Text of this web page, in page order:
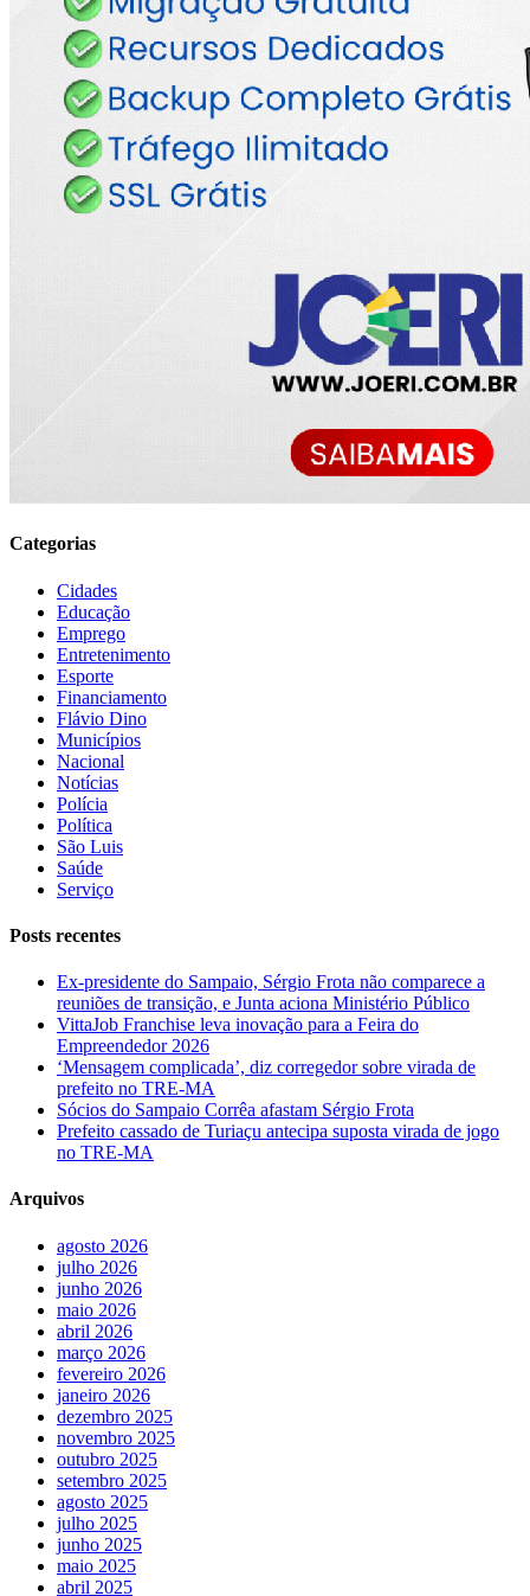
Categorias
Cidades
Educação
Emprego
Entretenimento
Esporte
Financiamento
Flávio Dino
Municípios
Nacional
Notícias
Polícia
Política
São Luis
Saúde
Serviço
Posts recentes
Ex-presidente do Sampaio, Sérgio Frota não comparece a
reuniões de transição, e Junta aciona Ministério Público
VittaJob Franchise leva inovação para a Feira do
Empreendedor 2026
‘Mensagem complicada’, diz corregedor sobre virada de
prefeito no TRE-MA
Sócios do Sampaio Corrêa afastam Sérgio Frota
Prefeito cassado de Turiaçu antecipa suposta virada de jogo
no TRE-MA
Arquivos
agosto 2026
julho 2026
junho 2026
maio 2026
abril 2026
março 2026
fevereiro 2026
janeiro 2026
dezembro 2025
novembro 2025
outubro 2025
setembro 2025
agosto 2025
julho 2025
junho 2025
maio 2025
abril 2025